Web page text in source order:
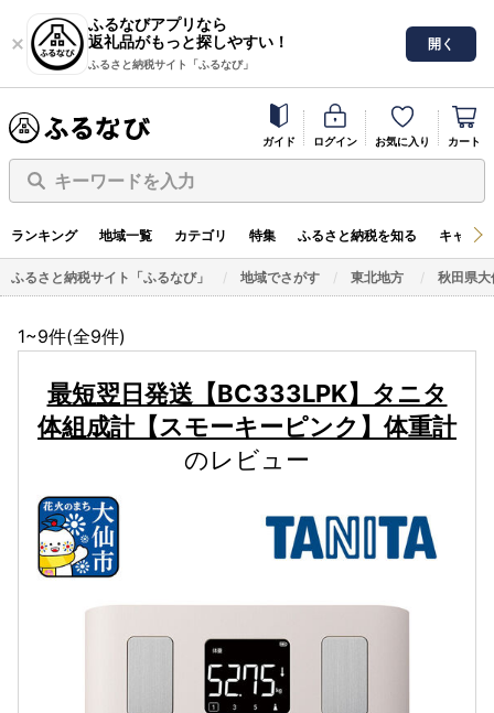
ふるなびアプリなら
返礼品がもっと探しやすい！
ふるさと納税サイト「ふるなび」
開く
ガイド ログイン お気に入り カート
キーワードを入力
ランキング 地域一覧 カテゴリ 特集 ふるさと納税を知る キャン
ふるさと納税サイト「ふるなび」 地域でさがす 東北地方 秋田県大
1~9件(全9件)
最短翌日発送【BC333LPK】タニタ
体組成計【スモーキーピンク】体重計
のレビュー